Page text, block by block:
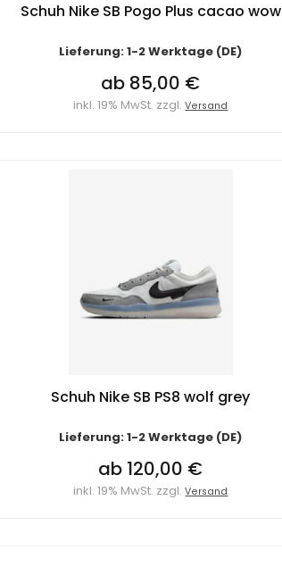
Schuh Nike SB Pogo Plus cacao wow
Lieferung: 1-2 Werktage (DE)
ab 85,00 €
inkl. 19% MwSt. zzgl.Versand
Schuh Nike SB PS8 wolf grey
Lieferung: 1-2 Werktage (DE)
ab 120,00 €
inkl. 19% MwSt. zzgl.Versand